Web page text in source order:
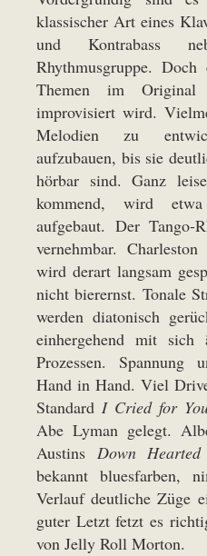
klassischer Art eines
und Kontrabass
Rhythmusgruppe.
Themen im
improvisiert wird.
Melodien zu
aufzubauen, bis sie
hörbar sind. Ganz
kommend, wird
aufgebaut. Der Tango-
vernehmbar.
wird derart langsam
nicht bierernst. Tonale
werden diatonisch
einhergehend mit sich
Prozessen. Spannung
Hand in Hand. Viel
Standard I Cried for
Abe Lyman gelegt.
Austins Down
bekannt bluesfarben,
Verlauf deutliche Züge
guter Letzt fetzt es
von Jelly Roll Morton.